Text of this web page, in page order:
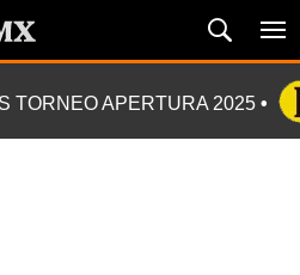
TORNEO APERTURA 2025